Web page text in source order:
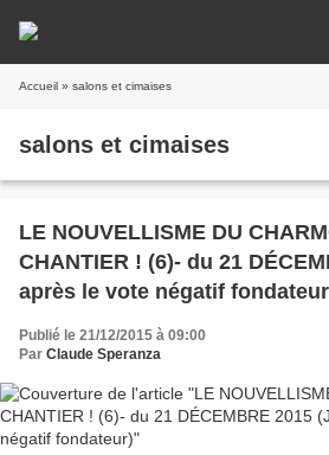
Accueil » salons et cimaises
salons et cimaises
LE NOUVELLISME DU
CHANTIER ! (6)- du 21
après le vote négatif
Publié le 21/12/2015 à 09:00
Par Claude Speranza